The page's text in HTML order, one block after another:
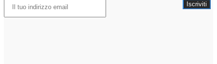
Iscriviti